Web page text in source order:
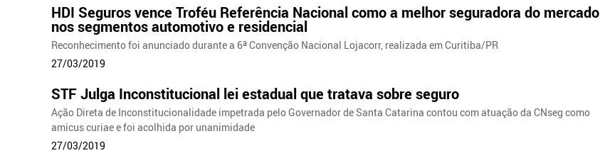
HDI Seguros vence Troféu Referência Nacional como a melhor seguradora do mercado
nos segmentos automotivo e residencial
Reconhecimento foi anunciado durante a 6ª Convenção Nacional Lojacorr, realizada em Curitiba/PR
27/03/2019
STF Julga Inconstitucional lei estadual que tratava sobre seguro
Ação Direta de Inconstitucionalidade impetrada pelo Governador de Santa Catarina contou com atuação da CNseg como
amicus curiae e foi acolhida por unanimidade
27/03/2019